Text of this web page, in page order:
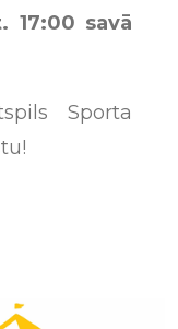
17:00 savā
Sporta